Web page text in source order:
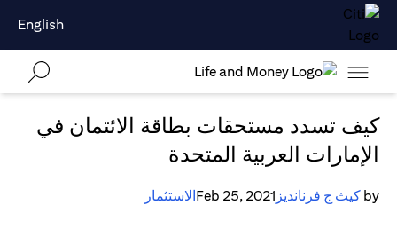
English
كيف تسدد مستحقات بطاقة الائتمان في
الإمارات العربية المتحدة
by كيث ج فرنانديز Feb 25, 2021الاستثمار